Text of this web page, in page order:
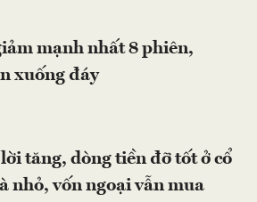
mạnh nhất 8 phiên,
xuống đáy
tăng, dòng tiền đỡ tốt ở cổ
nhỏ, vốn ngoại vẫn mua